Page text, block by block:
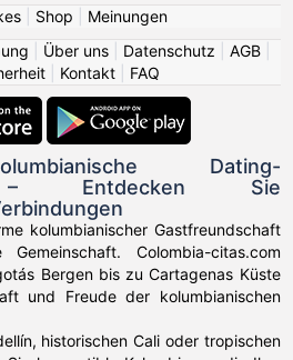
| Shop
Meinungen
Über uns Datenschutz AGB
Kontakt FAQ
Dating-
– Entdecken Sie
kolumbianischer Gastfreundschaft
Colombia-citas.com
Bergen bis zu Cartagenas Küste
und Freude der kolumbianischen
historischen Cali oder tropischen